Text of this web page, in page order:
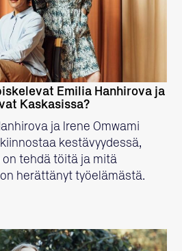
LUE LISÄÄ
Emilia Hanhirova ja
Kaskasissa?
ja Irene Omwami
kestävyydessä,
tehdä töitä ja mitä
herättänyt työelämästä.